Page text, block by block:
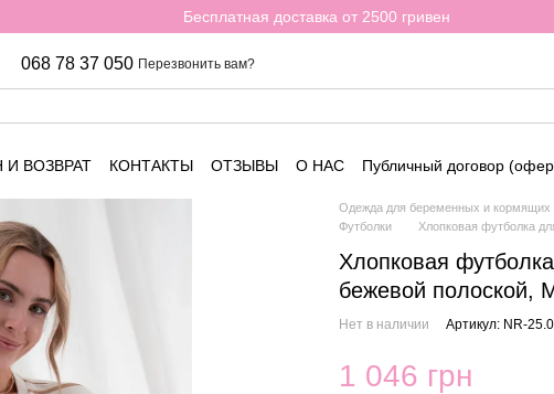
Бесплатная доставка от 2500 гривен
068 78 37 050 Перезвонить вам?
ВОЗВРАТ КОНТАКТЫ ОТЗЫВЫ О НАС Публичный договор
Одежда для беременных и кормящих
Футболки
Хлопковая футболка
Хлопковая
бежевой полоской,
Нет в наличии Артикул: NR-
1 046 грн